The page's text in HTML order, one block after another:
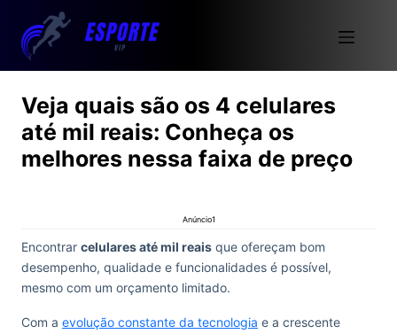
Veja quais são os 4 celulares
até mil reais: Conheça os
melhores nessa faixa de preço
Anúncio1
Encontrar celulares até mil reais que ofereçam bom
desempenho, qualidade e funcionalidades é possível,
mesmo com um orçamento limitado.
Com a evolução constante da tecnologia e a crescente